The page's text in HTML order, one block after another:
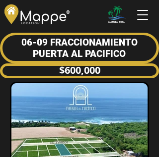
®
06-09 FRACCIONAMIENTO
PUERTA AL PACIFICO
$600,000